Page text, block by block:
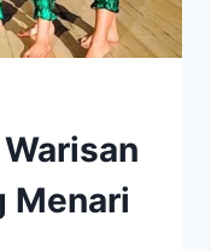
Menari